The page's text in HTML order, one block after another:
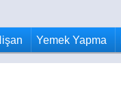
Yemek Yapma